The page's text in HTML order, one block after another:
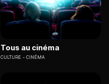
Tous au cinéma
CULTURE CINÉMA